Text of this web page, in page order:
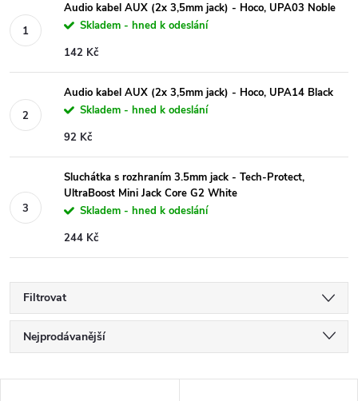
Audio kabel AUX (2x 3,5mm jack) - Hoco, UPA03 Noble
Skladem - hned k odeslání
142 Kč
Audio kabel AUX (2x 3,5mm jack) - Hoco, UPA14 Black
Skladem - hned k odeslání
92 Kč
Sluchátka s rozhraním 3.5mm jack - Tech-Protect,
UltraBoost Mini Jack Core G2 White
Skladem - hned k odeslání
244 Kč
Filtrovat
Ř
a
Nejprodávanější